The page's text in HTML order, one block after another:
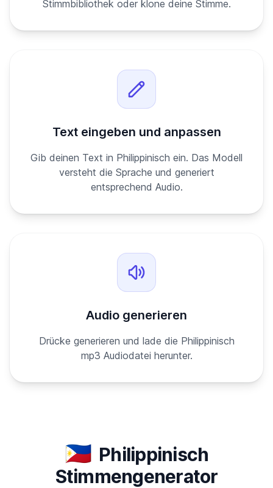
Stimmbibliothek oder klone deine Stimme.
Text eingeben und anpassen
Gib deinen Text in Philippinisch ein. Das Modell
versteht die Sprache und generiert
entsprechend Audio.
Audio generieren
Drücke generieren und lade die Philippinisch
mp3 Audiodatei herunter.
🇵🇭 Philippinisch
Stimmengenerator